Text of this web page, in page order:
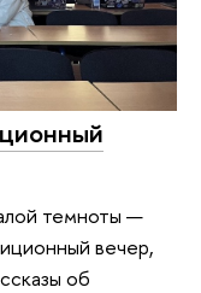
темноты —
вечер,
об